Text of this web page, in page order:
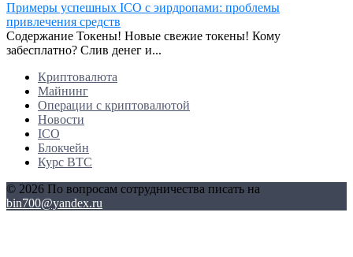
Примеры успешных ICO с эирдропами: проблемы
привлечения средств
Содержание Токены! Новые свежие токены! Кому
забесплатно? Слив денег и...
Криптовалюта
Майнинг
Операции с криптовалютой
Новости
ICO
Блокчейн
Курс BTC
© 2026 По вопросам сотрудничества писать на
bin700@yandex.ru